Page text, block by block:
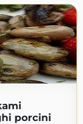
porcini